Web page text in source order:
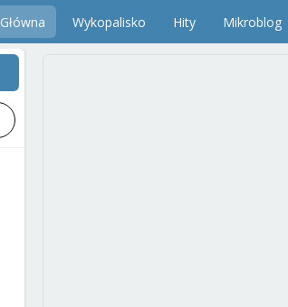
Główna Wykopalisko Hity Mikroblog